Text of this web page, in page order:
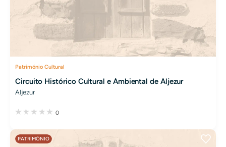
Património Cultural
Circuito Histórico Cultural e Ambiental de Aljezur
Aljezur
0
PATRIMÓNIO